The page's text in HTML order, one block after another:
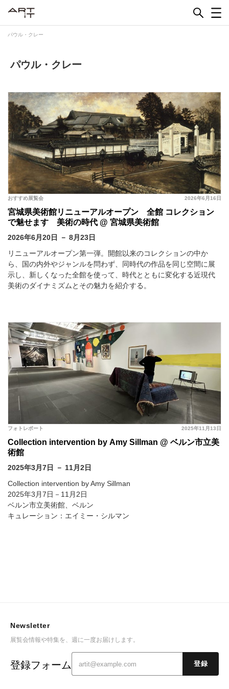
パウル・クレー
パウル・クレー
2026年6月16日
おすすめ展覧会
宮城県美術館リニューアルオープン 全館 コレクション
で魅せます 美術の時代 @ 宮城県美術館
2026年6月20日 － 8月23日
リニューアルオープン第一弾。開館以来のコレクションの中か
ら、国の内外やジャンルを問わず、同時代の作品を同じ空間に展
示し、新しくなった全館を使って、時代とともに変化する近現代
美術のダイナミズムとその魅力を紹介する。
2025年11月13日
フォトレポート
Collection intervention by Amy Sillman @ ベルン市立美
術館
2025年3月7日 － 11月2日
Collection intervention by Amy Sillman
2025年3月7日－11月2日
ベルン市立美術館、ベルン
キュレーション：エイミー・シルマン
Newsletter
展覧会情報や特集を、週に一度お届けします。
登録フォーム 登録